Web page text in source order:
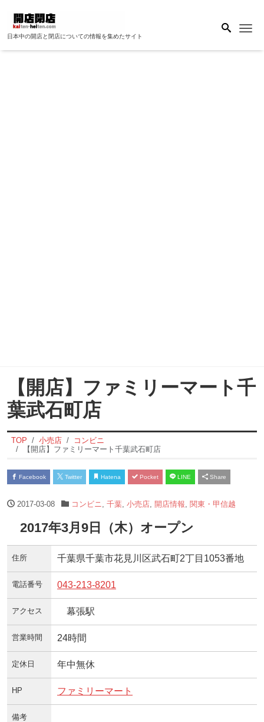
日本中の開店と閉店についての情報を集めたサイト
【開店】ファミリーマート千
葉武石町店
TOP 小売店
コンビニ
【開店】ファミリーマート千葉武石町店
Facebook Twitter Hatena Pocket LINE Share
2017-03-08 コンビニ 千葉, 小売店, 開店情報 関東・甲信越
2017年3月9日（木）オープン
住所 千葉県千葉市花見川区武石町2丁目1053番地
電話番号 043-213-8201
アクセス 幕張駅
営業時間 24時間
定休日 年中無休
HP ファミリーマート
備考